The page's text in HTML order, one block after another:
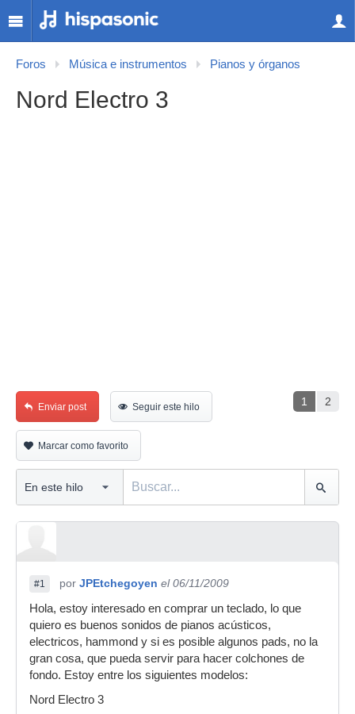
Foros Música e instrumentos Pianos y órganos
Nord Electro 3
1 2
Enviar post Seguir este hilo
Marcar como favorito
#1 por JPEtchegoyen el 06/11/2009
Hola, estoy interesado en comprar un teclado, lo que
quiero es buenos sonidos de pianos acústicos,
electricos, hammond y si es posible algunos pads, no la
gran cosa, que pueda servir para hacer colchones de
fondo. Estoy entre los siguientes modelos:
Nord Electro 3